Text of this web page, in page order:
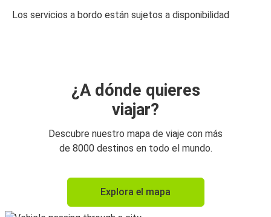
Los servicios a bordo están sujetos a disponibilidad
¿A dónde quieres
viajar?
Descubre nuestro mapa de viaje con más
de 8000 destinos en todo el mundo.
Explora el mapa